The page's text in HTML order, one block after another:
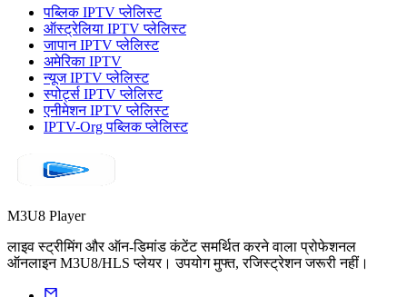
पब्लिक IPTV प्लेलिस्ट
ऑस्ट्रेलिया IPTV प्लेलिस्ट
जापान IPTV प्लेलिस्ट
अमेरिका IPTV
न्यूज IPTV प्लेलिस्ट
स्पोर्ट्स IPTV प्लेलिस्ट
एनीमेशन IPTV प्लेलिस्ट
IPTV-Org पब्लिक प्लेलिस्ट
M3U8 Player
लाइव स्ट्रीमिंग और ऑन-डिमांड कंटेंट समर्थित करने वाला प्रोफेशनल
ऑनलाइन M3U8/HLS प्लेयर। उपयोग मुफ्त, रजिस्ट्रेशन जरूरी नहीं।